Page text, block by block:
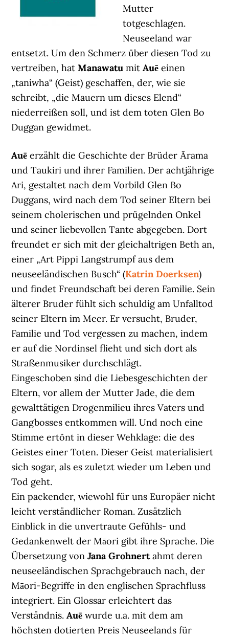
Mutter
totgeschlagen.
Neuseeland war
entsetzt. Um den Schmerz über diesen Tod zu
vertreiben, hatManawatu mitAuē einen
„taniwha“ (Geist) geschaffen, der, wie sie
schreibt, „die Mauern um dieses Elend“
niederreißen soll, und ist dem toten Glen Bo
Duggan gewidmet.
Auēerzählt die Geschichte der Brüder Ārama
und Taukiri und ihrer Familien. Der achtjährige
Ari, gestaltet nach dem Vorbild Glen Bo
Duggans, wird nach dem Tod seiner Eltern bei
seinem cholerischen und prügelnden Onkel
und seiner liebevollen Tante abgegeben. Dort
freundet er sich mit der gleichaltrigen Beth an,
einer „Art Pippi Langstrumpf aus dem
neuseeländischen Busch“ (Katrin Doerksen)
und findet Freundschaft bei deren Familie. Sein
älterer Bruder fühlt sich schuldig am Unfalltod
seiner Eltern im Meer. Er versucht, Bruder,
Familie und Tod vergessen zu machen, indem
er auf die Nordinsel flieht und sich dort als
Straßenmusiker durchschlägt.
Eingeschoben sind die Liebesgeschichten der
Eltern, vor allem der Mutter Jade, die dem
gewalttätigen Drogenmilieu ihres Vaters und
Gangbosses entkommen will. Und noch eine
Stimme ertönt in dieser Wehklage: die des
Geistes einer Toten. Dieser Geist materialisiert
sich sogar, als es zuletzt wieder um Leben und
Tod geht.
Ein packender, wiewohl für uns Europäer nicht
leicht verständlicher Roman. Zusätzlich
Einblick in die unvertraute Gefühls- und
Gedankenwelt der Māori gibt ihre Sprache. Die
Übersetzung vonJana Grohnertahmt deren
neuseeländischen Sprachgebrauch nach, der
Māori-Begriffe in den englischen Sprachfluss
integriert. Ein Glossar erleichtert das
Verständnis.Auē wurde u.a. mit dem am
höchsten dotierten Preis Neuseelands für